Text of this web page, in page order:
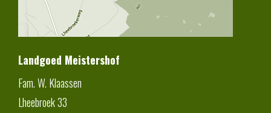
Landgoed Meistershof
Fam. W. Klaassen
Lheebroek 33